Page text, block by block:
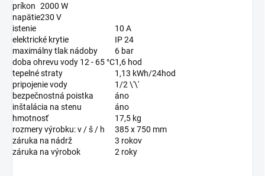
príkon 2000 W
napätie230 V
istenie
10 A
elektrické krytie
IP 24
maximálny tlak nádoby
6 bar
doba ohrevu vody 12 - 65 °C1,6 hod
tepelné straty
1,13 kWh/24hod
pripojenie vody
1/2 \'\'
bezpečnostná poistka
áno
inštalácia na stenu
áno
hmotnosť
17,5 kg
rozmery výrobku: v / š / h
385 x 750 mm
záruka na nádrž
3 rokov
záruka na výrobok
2 roky